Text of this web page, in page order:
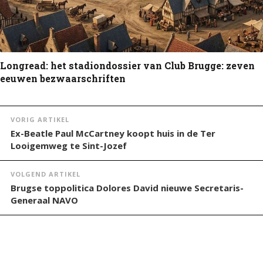
Longread: het stadiondossier van Club Brugge: zeven
eeuwen bezwaarschriften
VORIG ARTIKEL
Ex-Beatle Paul McCartney koopt huis in de Ter
Looigemweg te Sint-Jozef
VOLGEND ARTIKEL
Brugse toppolitica Dolores David nieuwe Secretaris-
Generaal NAVO